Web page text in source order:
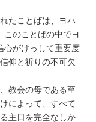
たことばは、ヨハ
このことばの中でヨ
心がけっして重要度
仰と祈りの不可欠
教会の母である至
によって、すべて
主日を完全なしか